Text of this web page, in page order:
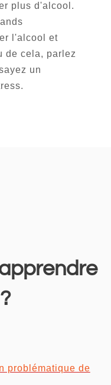
plus d'alcool.
l'alcool et
de cela, parlez
un
problématique de